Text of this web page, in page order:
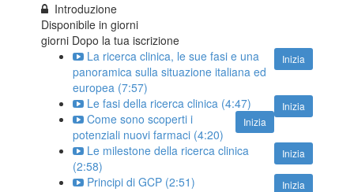
Introduzione
Disponibile ingiorni
giorni Dopo la tua iscrizione
Inizia
La ricerca clinica, le sue fasi e una
panoramica sulla situazione italiana ed
europea (7:57)
Inizia
Le fasi della ricerca clinica (4:47)
Inizia
Come sono scoperti i
potenziali nuovi farmaci (4:20)
Inizia
Le milestone della ricerca clinica
(2:58)
Inizia
Principi di GCP (2:51)